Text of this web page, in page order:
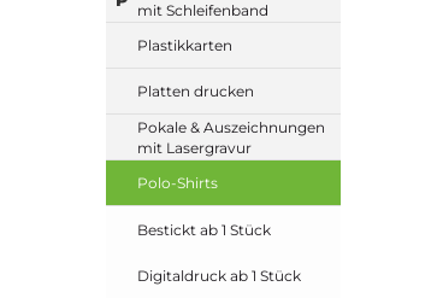
mit Schleifenband
Plastikkarten
Platten drucken
Pokale & Auszeichnungen
mit Lasergravur
Polo-Shirts
Bestickt ab 1 Stück
Digitaldruck ab 1 Stück